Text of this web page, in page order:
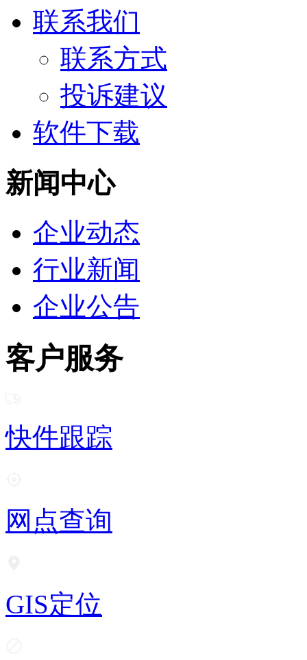
联系我们
联系方式
投诉建议
软件下载
新闻中心
企业动态
行业新闻
企业公告
客户服务
快件跟踪
网点查询
GIS定位